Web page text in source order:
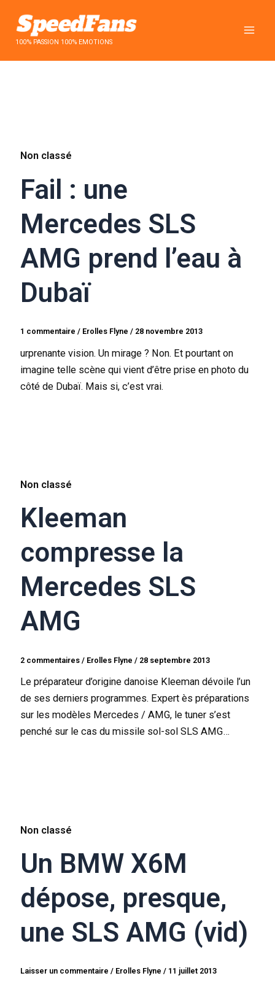
contenu100% PASSION 100% EMOTIONS
Non classé
Fail : une
Mercedes SLS
AMG prend l’eau à
Dubaï
1 commentaire / Erolles Flyne/ 28 novembre 2013
urprenante vision. Un mirage ? Non. Et pourtant on
imagine telle scène qui vient d’être prise en photo du
côté de Dubaï. Mais si, c’est vrai.
Non classé
Kleeman
compresse la
Mercedes SLS
AMG
2 commentaires / Erolles Flyne/ 28 septembre 2013
Le préparateur d’origine danoise Kleeman dévoile l’un
de ses derniers programmes. Expert ès préparations
sur les modèles Mercedes / AMG, le tuner s’est
penché sur le cas du missile sol-sol SLS AMG…
Non classé
Un BMW X6M
dépose, presque,
une SLS AMG (vid)
Laisser un commentaire / Erolles Flyne/ 11 juillet 2013